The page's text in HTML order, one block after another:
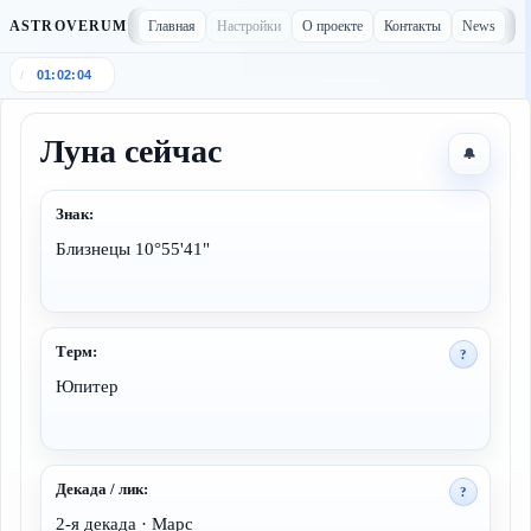
ASTROVERUM Главная Настройки О проекте Контакты News
/ 01:02:04
Луна сейчас 🔔
Знак:
Близнецы 10°55'41"
Терм: ?
Юпитер
Декада / лик: ?
2-я декада · Марс